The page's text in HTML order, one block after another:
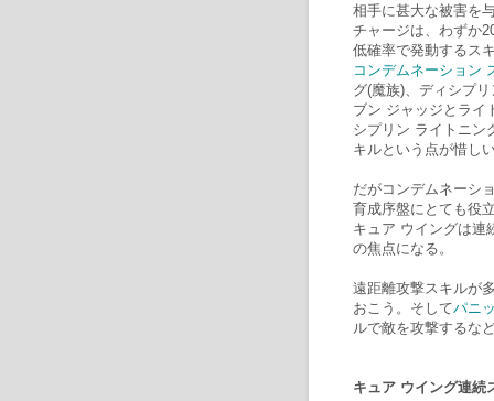
相手に甚大な被害を
チャージは、わずか
低確率で発動するス
コンデムネーション
グ(魔族)、ディシプ
ブン ジャッジとライ
シプリン ライトニン
キルという点が惜し
だがコンデムネーシ
育成序盤にとても役
キュア ウイングは連
の焦点になる。
遠距離攻撃スキルが
おこう。そしてパニ
ルで敵を攻撃するな
キュア ウイング連続